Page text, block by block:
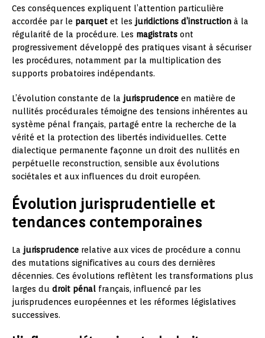
Ces conséquences expliquent l’attention particulière
accordée par le parquet et les juridictions d’instruction à la
régularité de la procédure. Les magistrats ont
progressivement développé des pratiques visant à sécuriser
les procédures, notamment par la multiplication des
supports probatoires indépendants.
L’évolution constante de la jurisprudence en matière de
nullités procédurales témoigne des tensions inhérentes au
système pénal français, partagé entre la recherche de la
vérité et la protection des libertés individuelles. Cette
dialectique permanente façonne un droit des nullités en
perpétuelle reconstruction, sensible aux évolutions
sociétales et aux influences du droit européen.
Évolution jurisprudentielle et
tendances contemporaines
La jurisprudence relative aux vices de procédure a connu
des mutations significatives au cours des dernières
décennies. Ces évolutions reflètent les transformations plus
larges du droit pénal français, influencé par les
jurisprudences européennes et les réformes législatives
successives.